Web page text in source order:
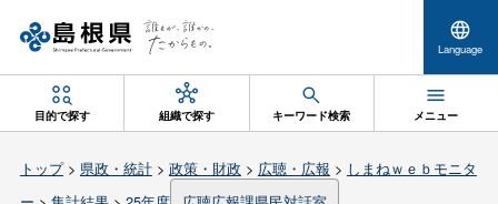
Language
目的で探す 組織で探す キーワード検索 メニュー
トップ> 県政・統計> 政策・財政 > 広聴・広報 > しまねｗｅｂモニタ